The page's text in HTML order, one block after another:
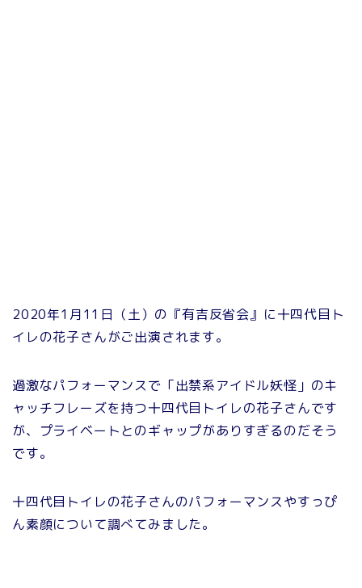
2020年1月11日（土）の『有吉反省会』に十四代目ト
イレの花子さんがご出演されます。
過激なパフォーマンスで「出禁系アイドル妖怪」のキ
ャッチフレーズを持つ十四代目トイレの花子さんです
が、プライベートとのギャップがありすぎるのだそう
です。
十四代目トイレの花子さんのパフォーマンスやすっぴ
ん素顔について調べてみました。